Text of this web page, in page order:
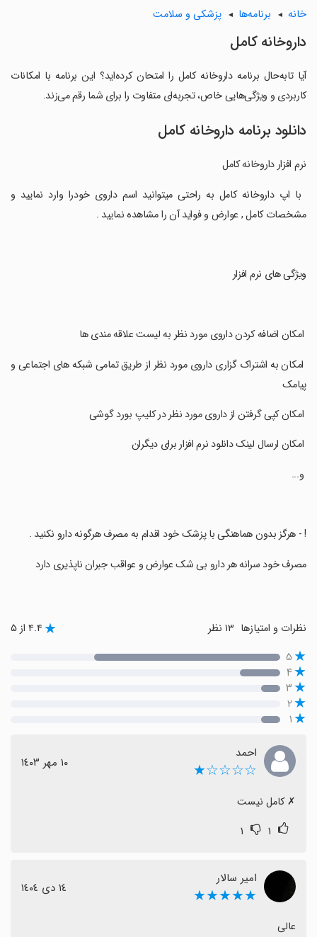
خانه برنامه‌ها پزشکی و سلامت
داروخانه کامل
آیا تابه‌حال برنامه داروخانه کامل را امتحان کرده‌اید؟ این برنامه با امکانات
کاربردی و ویژگی‌هایی خاص، تجربه‌ای متفاوت را برای شما رقم می‌زند.
دانلود برنامه داروخانه کامل
نرم افزار داروخانه کامل
‏ با اپ داروخانه کامل به راحتی میتوانید اسم داروی خودرا وارد نمایید و
مشخصات کامل , عوارض و فواید آن را مشاهده نمایید .
‏ویژگی های نرم افزار
‏ امکان اضافه کردن داروی مورد نظر به لیست علاقه مندی ها
‏ امکان به اشتراک گزاری داروی مورد نظر از طریق تمامی شبکه های اجتماعی و
پیامک
‏ امکان کپی گرفتن از داروی مورد نظر در کلیپ بورد گوشی
‏ امکان ارسال لینک دانلود نرم افزار برای دیگران
‏ و...
‏! - هرگز بدون هماهنگی با پزشک خود اقدام به مصرف هرگونه دارو نکنید .
‏مصرف خود سرانه هر دارو بی شک عوارض و عواقب جبران ناپذیری دارد
نظرات و امتیازها ۴.۴ از ۵
۵
۴
۳
۲
۱
احمد
☆☆☆☆★ ١٠ مهر ١٤٠٣
‏✗ کامل نیست
۱ ۱
امیر سالار
★★★★★ ١٤ دی ١٤٠٤
عالی